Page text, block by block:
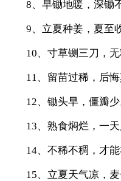
8、早锄地暖，深锄
9、立夏种姜，夏至
10、寸草铡三刀，无
11、留苗过稀，后悔
12、锄头早，僵瓣少
13、熟食焖烂，一天
14、不稀不稠，才能
15、立夏天气凉，麦